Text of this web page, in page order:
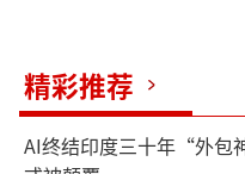
精彩推荐
AI终结印度三十年“外包